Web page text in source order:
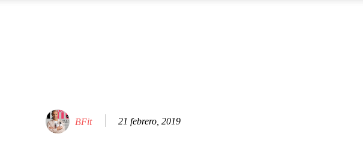
BFit 21 febrero, 2019